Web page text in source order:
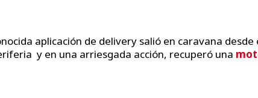
aplicación de delivery salió en caravana desde
y en una arriesgada acción, recuperó una